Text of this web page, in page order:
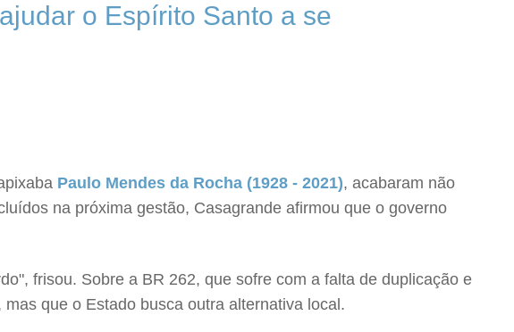
o Espírito Santo a se
Paulo Mendes da Rocha (1928 - 2021), acabaram não
na próxima gestão, Casagrande afirmou que o governo
frisou. Sobre a BR 262, que sofre com a falta de duplicação e
que o Estado busca outra alternativa local.